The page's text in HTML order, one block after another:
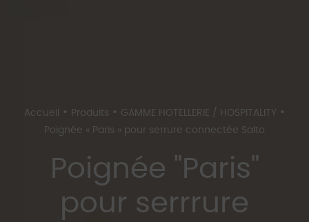
Accueil • Produits • GAMME HOTELLERIE / HOSPITALITY •
Poignée « Paris » pour serrure connectée Salto
Poignée "Paris"
pour serrrure